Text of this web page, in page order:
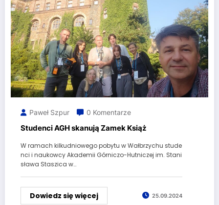
Paweł Szpur 0 Komentarze
Studenci AGH skanują Zamek Książ
W ramach kilkudniowego pobytu w Wałbrzychu stude
nci i naukowcy Akademii Górniczo-Hutniczej im. Stani
sława Staszica w…
Dowiedz się więcej 25.09.2024